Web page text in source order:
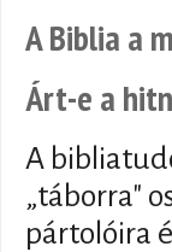
A Biblia a
Árt-e a
A
„táborra"
pártolóira